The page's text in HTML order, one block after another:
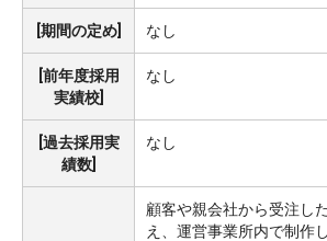
[期間の定め] なし
[前年度採用
実績校]
なし
[過去採用実
績数]
なし
顧客や親会社から受注し
え、運営事業所内で制作